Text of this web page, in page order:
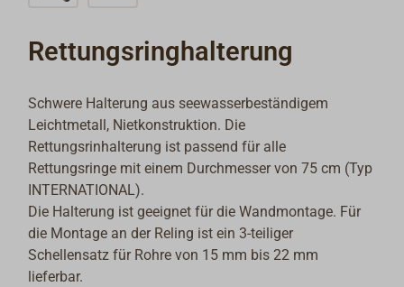
Rettungsringhalterung
Schwere Halterung aus seewasserbeständigem
Leichtmetall, Nietkonstruktion. Die
Rettungsrinhalterung ist passend für alle
Rettungsringe mit einem Durchmesser von 75 cm (Typ
INTERNATIONAL).
Die Halterung ist geeignet für die Wandmontage. Für
die Montage an der Reling ist ein 3-teiliger
Schellensatz für Rohre von 15 mm bis 22 mm
lieferbar.